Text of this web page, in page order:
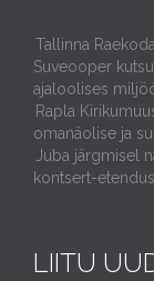
Tallinna
Suveooper
ajaloolises
Rapla
omanäolise ja
Juba järgmisel
kontsert-
LIITU